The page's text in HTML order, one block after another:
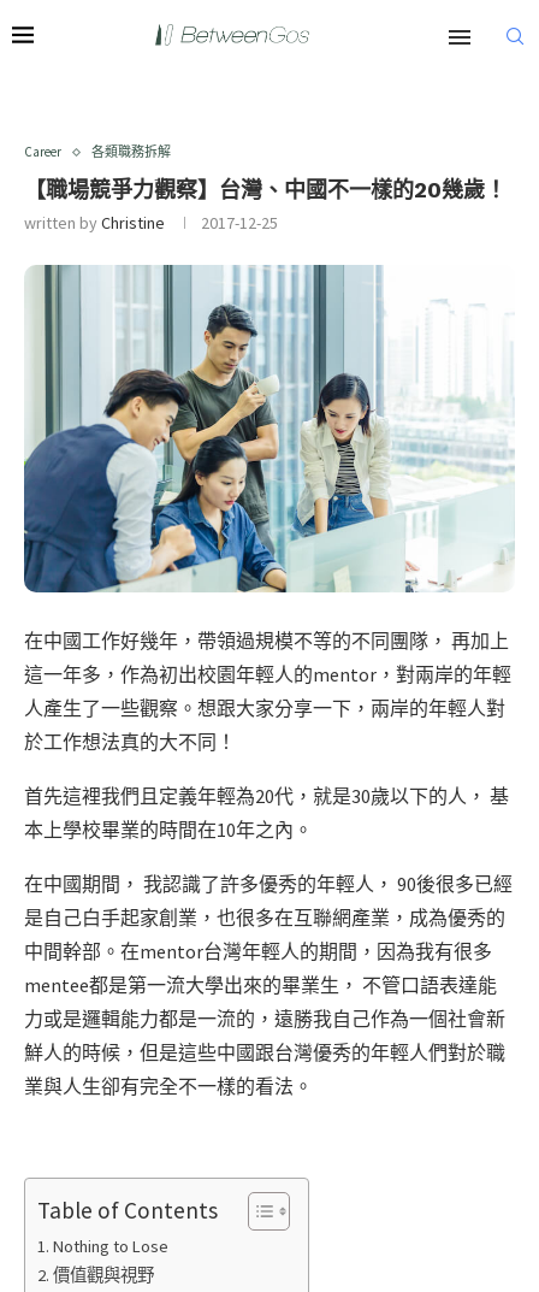
Career 各類職務拆解
【職場競爭力觀察】台灣、中國不一樣的20幾歲！
written byChristine 2017-12-25
在中國工作好幾年，帶領過規模不等的不同團隊， 再加上
這一年多，作為初出校園年輕人的mentor，對兩岸的年輕
人產生了一些觀察。想跟大家分享一下，兩岸的年輕人對
於工作想法真的大不同！
首先這裡我們且定義年輕為20代，就是30歲以下的人， 基
本上學校畢業的時間在10年之內。
在中國期間， 我認識了許多優秀的年輕人， 90後很多已經
是自己白手起家創業，也很多在互聯網產業，成為優秀的
中間幹部。在mentor台灣年輕人的期間，因為我有很多
mentee都是第一流大學出來的畢業生， 不管口語表達能
力或是邏輯能力都是一流的，遠勝我自己作為一個社會新
鮮人的時候，但是這些中國跟台灣優秀的年輕人們對於職
業與人生卻有完全不一樣的看法。
Table of Contents
Nothing to Lose
價值觀與視野